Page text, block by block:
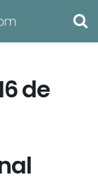
de